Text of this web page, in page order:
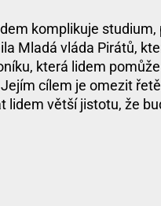
komplikuje studium,
Mladá vláda Pirátů,
která lidem
cílem je omezit
lidem větší jistotu, že